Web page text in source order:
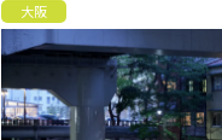
大阪